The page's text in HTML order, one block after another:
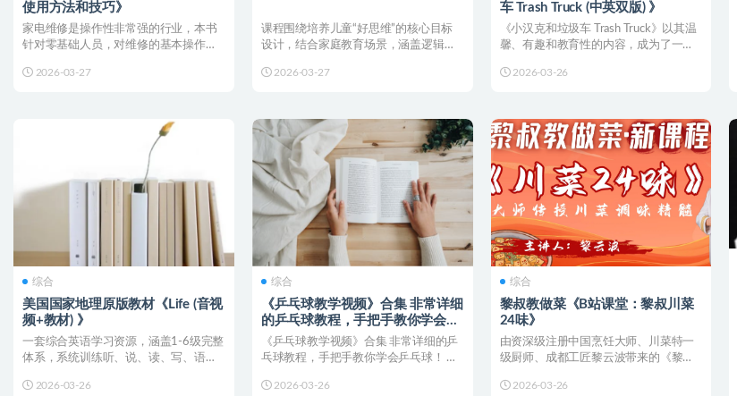
使用方法和技巧》
家电维修是操作性非常强的行业，本书
针对零基础人员，对维修的基本操作技
2026-03-27
课程围绕培养儿童“好思维”的核心目标
设计，结合家庭教育场景，涵盖逻辑推
2026-03-27
车 Trash Truck (中英双版) 》
《小汉克和垃圾车 Trash Truck》以其温
馨、有趣和教育性的内容，成为了一部
2026-03-26
综合
美国国家地理原版教材《Life (音视
频+教材) 》
一套综合英语学习资源，涵盖1-6级完整
体系，系统训练听、说、读、写、语法
2026-03-26
综合
《乒乓球教学视频》合集 非常详细
的乒乓球教程，手把手教你学会乒
乓球！
《乒乓球教学视频》合集 非常详细的乒
乓球教程，手把手教你学会乒乓球！ 链
2026-03-26
综合
黎叔教做菜《B站课堂：黎叔川菜
24味》
由资深级注册中国烹饪大师、川菜特一
级厨师、成都工匠黎云波带来的《黎叔
2026-03-26